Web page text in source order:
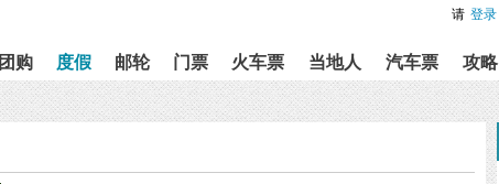
请 登录
团购 度假 邮轮 门票 火车票 当地人 汽车票 攻略